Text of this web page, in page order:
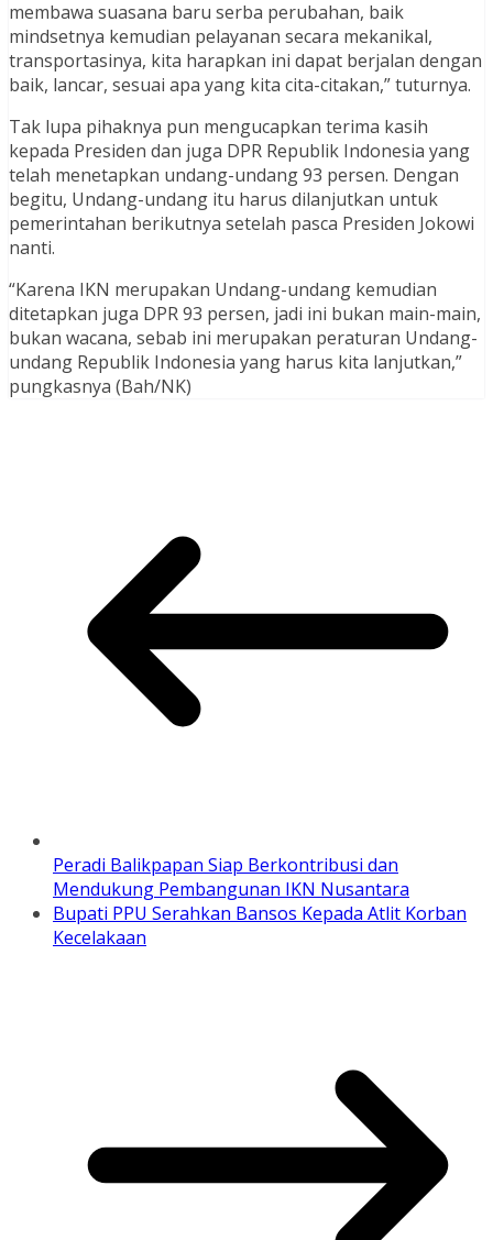
membawa suasana baru serba perubahan, baik
mindsetnya kemudian pelayanan secara mekanikal,
transportasinya, kita harapkan ini dapat berjalan dengan
baik, lancar, sesuai apa yang kita cita-citakan,” tuturnya.
Tak lupa pihaknya pun mengucapkan terima kasih
kepada Presiden dan juga DPR Republik Indonesia yang
telah menetapkan undang-undang 93 persen. Dengan
begitu, Undang-undang itu harus dilanjutkan untuk
pemerintahan berikutnya setelah pasca Presiden Jokowi
nanti.
“Karena IKN merupakan Undang-undang kemudian
ditetapkan juga DPR 93 persen, jadi ini bukan main-main,
bukan wacana, sebab ini merupakan peraturan Undang-
undang Republik Indonesia yang harus kita lanjutkan,”
pungkasnya (Bah/NK)
Peradi Balikpapan Siap Berkontribusi dan
Mendukung Pembangunan IKN Nusantara
Bupati PPU Serahkan Bansos Kepada Atlit Korban
Kecelakaan